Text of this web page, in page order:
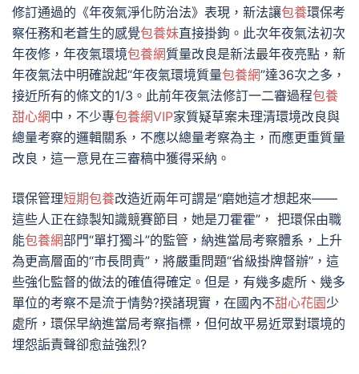
修訂通過的《年夜氣淨化防治法》表現，新法讓包養環保考
察任務和老蒼生的感覺包養妹直接掛鉤。此次年夜氣法初次
年夜修，年夜氣環境包養網質量改良是新法最年夜亮點，新
年夜氣法中明確說起“年夜氣環境質量包養網”達36次之多，
接近所有的條文的1/3。此前年夜氣法修訂一二審過程包養
甜心網中，不少專包養網VIP家質疑草案未理清環境改良與
總量考察的邏輯關系，不應以總量考察為主，而應更重質量
改良，這一意見在三審稿中獲得采納。
環保管理短期包養改造近兩年可謂是“磨她這才想起來——
這些人正在錄製知識競賽節目，她是刀霍霍”， 把環保由職
能包養網部門“單打獨斗”的監管，納進當局考察體系，上升
為更高層面的“市長問責”，將嚴重問題“省級掛牌督辦”，這
些強化監督的做法的確值得確定。但是，有幾多處所、幾多
單位的考察不是流于情勢?揆諸現實，在國內不甜心花園少
處所，環保早納進當局考察指標，但何故平易近眾對環境的
埋怨詬責聲卻愈益強烈?